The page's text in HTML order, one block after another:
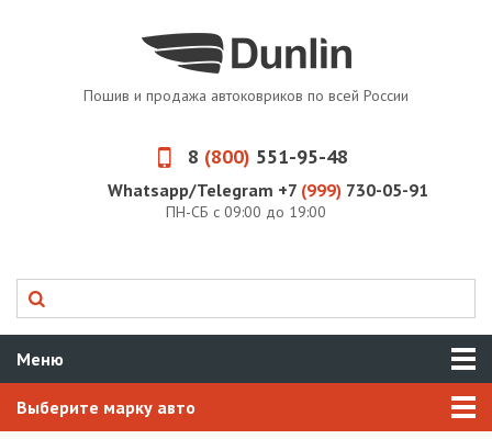
Пошив и продажа автоковриков по всей России
8 (800) 551-95-48
Whatsapp/Telegram +7 (999) 730-05-91
ПН-СБ с 09:00 до 19:00
Меню
Выберите марку авто